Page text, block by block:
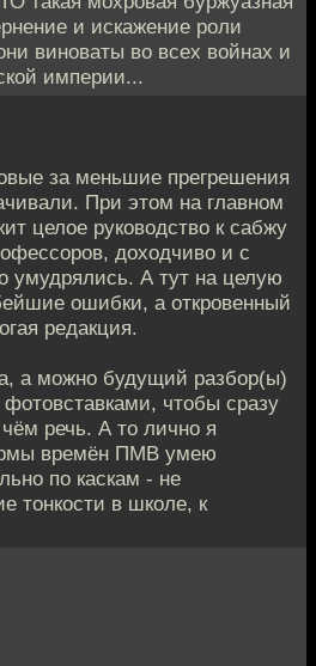
и искажение роли
виноваты во всех войнах и
империи...
за меньшие прегрешения
При этом на главном
целое руководство к сабжу
доходчиво и с
умудрялись. А тут на целую
ошибки, а откровенный
редакция.
а можно будущий разбор(ы)
чтобы сразу
речь. А то лично я
времён ПМВ умею
по каскам - не
тонкости в школе, к